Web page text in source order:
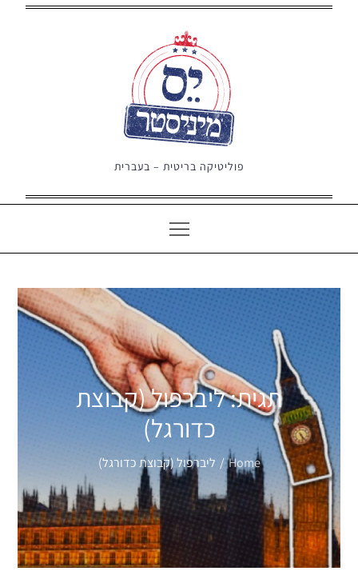
פוליטיקה בריטית – בעברית
תגית:ליברפול (קבוצת
כדורגל)
Home ליברפול (קבוצת כדורגל)